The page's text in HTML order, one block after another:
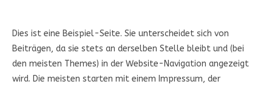
Dies ist eine Beispiel-Seite. Sie unterscheidet sich von
Beiträgen, da sie stets an derselben Stelle bleibt und (bei
den meisten Themes) in der Website-Navigation angezeigt
wird. Die meisten starten mit einem Impressum, der